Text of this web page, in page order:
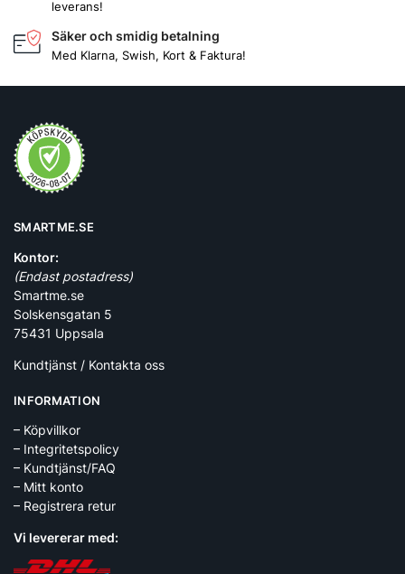
leverans!
Säker och smidig betalning
Med Klarna, Swish, Kort & Faktura!
SMARTME.SE
Kontor:
(Endast postadress)
Smartme.se
Solskensgatan 5
75431 Uppsala
Kundtjänst / Kontakta oss
INFORMATION
– Köpvillkor
– Integritetspolicy
– Kundtjänst/FAQ
– Mitt konto
– Registrera retur
Vi levererar med: